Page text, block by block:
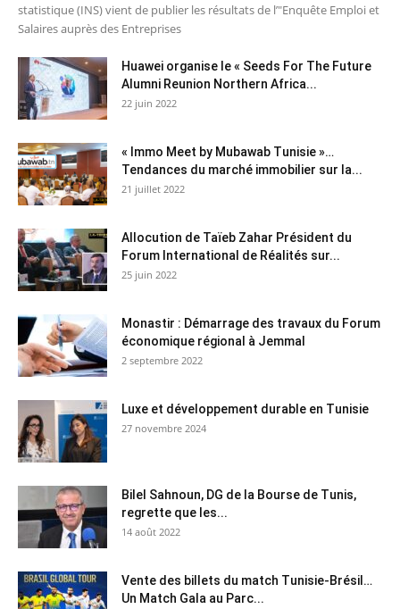
statistique (INS) vient de publier les résultats de l’"Enquête Emploi et
Salaires auprès des Entreprises
Huawei organise le « Seeds For The Future
Alumni Reunion Northern Africa...
22 juin 2022
« Immo Meet by Mubawab Tunisie »…
Tendances du marché immobilier sur la...
21 juillet 2022
Allocution de Taïeb Zahar Président du
Forum International de Réalités sur...
25 juin 2022
Monastir : Démarrage des travaux du Forum
économique régional à Jemmal
2 septembre 2022
Luxe et développement durable en Tunisie
27 novembre 2024
Bilel Sahnoun, DG de la Bourse de Tunis,
regrette que les...
14 août 2022
Vente des billets du match Tunisie-Brésil…
Un Match Gala au Parc...